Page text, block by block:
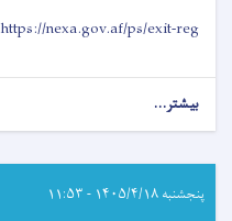
https://nexa.gov.af/ps/exit-reg
بیشتر...
اطلاعیه
امتحان
جواز پنجشنبه ۱۴۰۵/۴/۱۸ - ۱۱:۵۳